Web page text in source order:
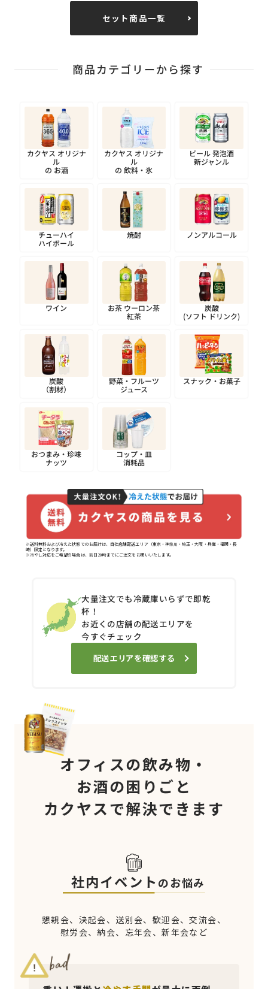
セット商品一覧
商品カテゴリーから探す
カクヤス オリジナ
ル
の お酒
カクヤス オリジナ
ル
の 飲料・氷
ビール発泡酒
新ジャンル
チューハイ
ハイボール
焼酎 ノンアルコール
ワイン お茶 ウーロン茶
紅茶
炭酸
(ソフト ドリンク)
炭酸
（割材）
野菜・フルーツ
ジュース
スナック・お菓子
おつまみ・珍味
ナッツ
コップ・皿
消耗品
※送料無料および冷えた状態でのお届けは、自社店舗配送エリア（東京・神奈川・埼玉・大阪・兵庫・福岡・長
崎）限定となります。
※冷やし対応をご希望の場合は、前日20時までにご注文をお願いいたします。
大量注文でも冷蔵庫いらずで即乾
杯！
お近くの店舗の配送エリアを
今すぐチェック
配送エリアを確認する
オフィスの飲み物・
お酒の困りごと
カクヤスで解決できます
社内イベント のお悩み
懇親会、決起会、送別会、歓迎会、交流会、
慰労会、納会、忘年会、新年会など